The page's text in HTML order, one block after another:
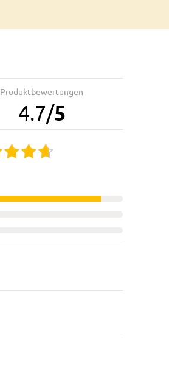
Produktbewertungen
4.7/5